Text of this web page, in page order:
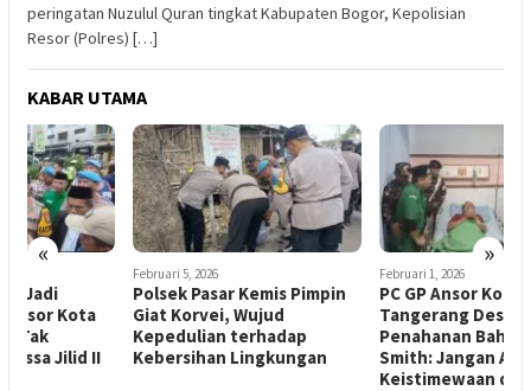
peringatan Nuzulul Quran tingkat Kabupaten Bogor, Kepolisian
Resor (Polres) […]
KABAR UTAMA
« »
Polsek Pasar Kemis Pimpin
Giat Korvei, Wujud
Kepedulian terhadap
Kebersihan Lingkungan
PC GP Ansor Kota
Tangerang Desak
Penahanan Bahar bin
Smith: Jangan Ada
Keistimewaan di Hadapan